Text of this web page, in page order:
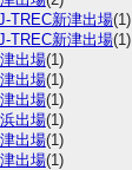
TREC新津出場(1)
TREC新津出場(1)
出場(1)
出場(1)
出場(1)
出場(1)
出場(1)
出場(1)